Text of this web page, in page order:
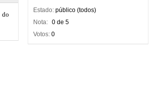
Estado: público (todos)
Nota: 0 de 5
Votos: 0